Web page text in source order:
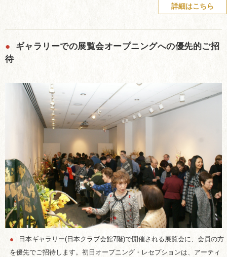
詳細はこちら
●
ギャラリーでの展覧会オープニングへの優先的ご招
待
●
日本ギャラリー(日本クラブ会館7階)で開催される展覧会に、会員の方
を優先でご招待します。初日オープニング・レセプションは、アーティ